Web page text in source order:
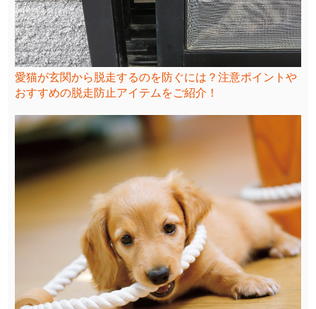
愛猫が玄関から脱走するのを防ぐには？注意ポイントや
おすすめの脱走防止アイテムをご紹介！